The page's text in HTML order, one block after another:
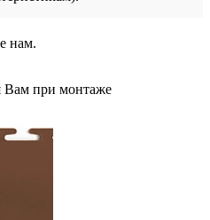
нам.
Вам при монтаже